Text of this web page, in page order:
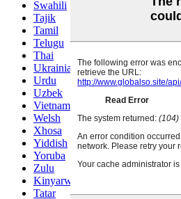
Swahili
Tajik
Tamil
Telugu
Thai
Ukrainian
Urdu
Uzbek
Vietnamese
Welsh
Xhosa
Yiddish
Yoruba
Zulu
Kinyarwanda
Tatar